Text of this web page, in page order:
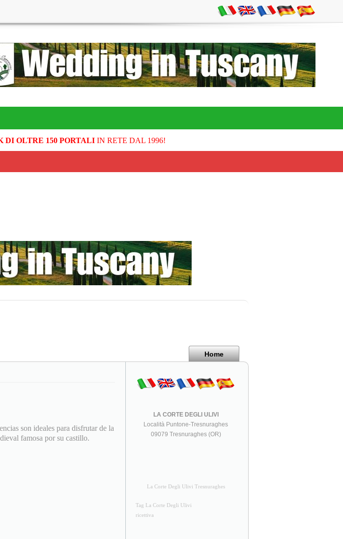
DI OLTRE 150 PORTALIIN RETE DAL 1996!
Home
son ideales para disfrutar de la
famosa por su castillo.
LA CORTE DEGLI ULIVI
Località Puntone-Tresnuraghes
09079 Tresnuraghes (OR)
La Corte Degli Ulivi Tresnuraghes
Tag La Corte Degli Ulivi
ricettiva